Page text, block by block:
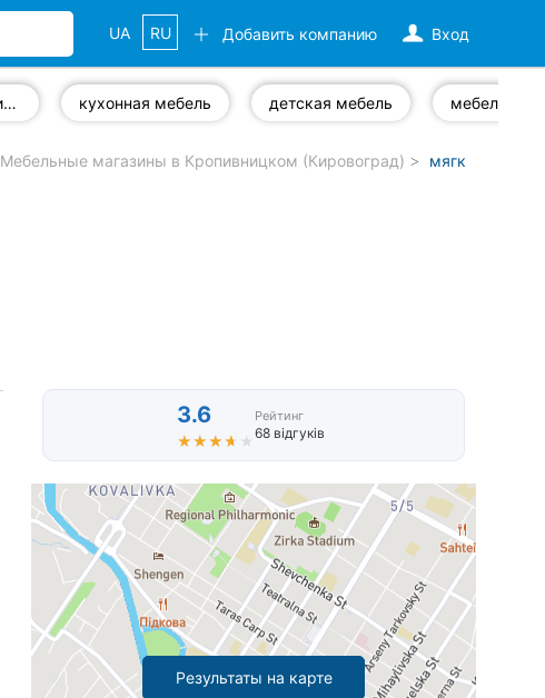
Вход
Добавить компанию
UA RU
ортопедические матрасы кухонная мебель детская мебель мебель на
Мебельные магазины в Кропивницком (Кировоград) мягкая
3.6
★★★★★
★★★★★
Рейтинг
68 відгуків
Результаты на карте